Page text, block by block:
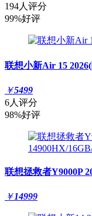
194人评分
99%好评
联想小新Air 15
￥5499
6人评分
98%好评
联想拯救者Y9000P
￥14999